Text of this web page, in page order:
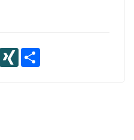
LinkedInXING